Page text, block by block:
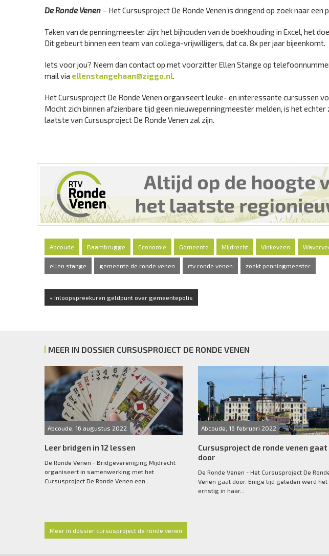
De Ronde Venen – Het Cursusproject De Ronde Venen is dringend op zoek naar een
Taken van de penningmeester zijn: het bijhouden van de boekhouding in Excel, het
Dit gebeurt binnen een team van collega-vrijwilligers, dat ca. 8x per jaar bijeenkomt.
Iets voor jou? Neem dan contact op met voorzitter Ellen Stange op
mail via ellenstangehaan@ziggo.nl.
Het Cursusproject De Ronde Venen organiseert leuke- en interessante cursussen
Mocht zich binnen afzienbare tijd geen nieuwepenningmeester melden, is het
laatste van Cursusproject De Ronde Venen zal zijn.
Abcoude Baambrugge Economie Gemeente Mijdrecht Vinkeveen
ellen stange gemeente de ronde venen rtv ronde venen zoekt penningmeester
« Inloopspreekuren geldpunt over gemeentepolis
MEER IN DOSSIER CURSUSPROJECT DE RONDE VENEN
Abcoude, 16 augustus 2022
Leer bridgen in 12 lessen
De Ronde Venen - Bridgevereniging Mijdrecht
organiseert in samenwerking met het
Cursusproject De Ronde Venen een...
Abcoude, 16 februari 2022
Cursusproject de ronde venen gaat
door
De Ronde Venen - Het Cursusproject De
Venen gaat door. Enige tijd geleden werd het
ernstig in haar...
Meer in dossier cursusproject de ronde venen